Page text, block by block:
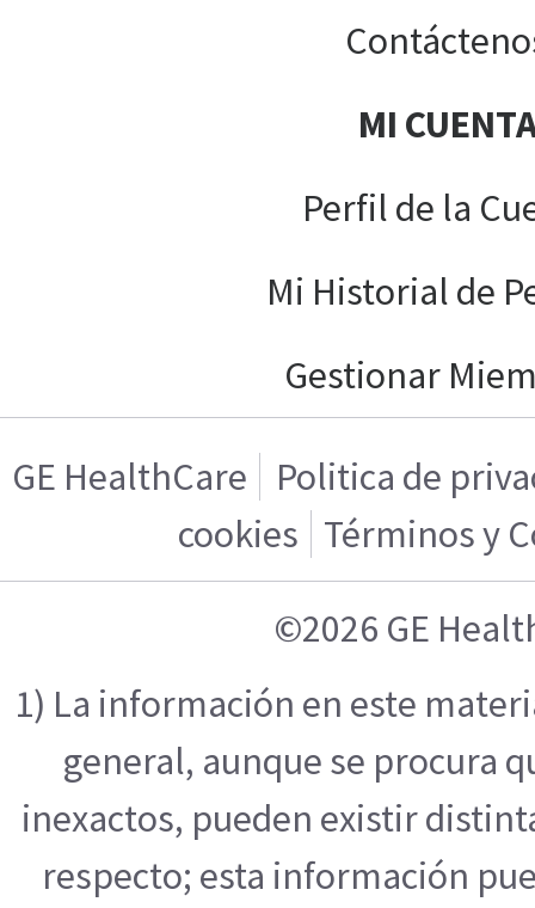
MI
Perfil de la
Mi Historial de
Gestionar
GE HealthCare
Politica de
cookies Términos y
©2026 GE
1) La información en este
general, aunque se procura
inexactos, pueden existir
respecto; esta información